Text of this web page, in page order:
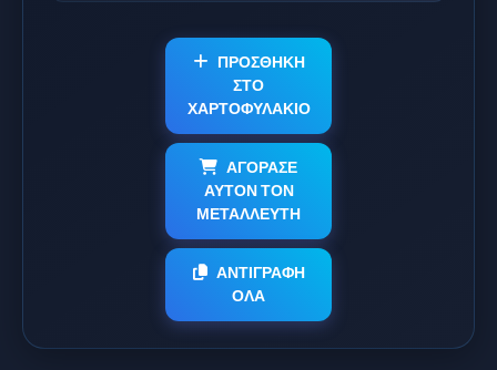
ΠΡΟΣΘΗΚΗ
ΣΤΟ
ΧΑΡΤΟΦΥΛΑΚΙΟ
ΑΓΟΡΑΣΕ
ΑΥΤΟΝ ΤΟΝ
ΜΕΤΑΛΛΕΥΤΗ
ΑΝΤΙΓΡΑΦΗ
ΟΛΑ